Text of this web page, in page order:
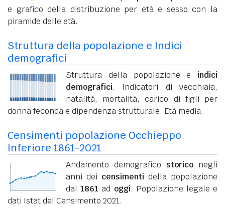
e grafico della distribuzione per età e sesso con la
piramide delle età.
Struttura della popolazione e Indici
demografici
Struttura della popolazione e indici
demografici. Indicatori di vecchiaia,
natalità, mortalità, carico di figli per
donna feconda e dipendenza strutturale. Età media.
Censimenti popolazione Occhieppo
Inferiore 1861-2021
Andamento demografico storico negli
anni dei censimenti della popolazione
dal1861 ad oggi. Popolazione legale e
dati Istat del Censimento 2021.